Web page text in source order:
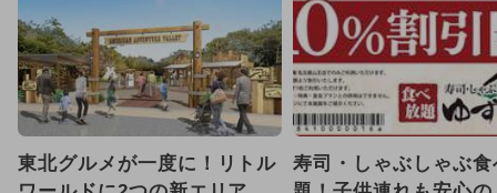
キャラクター 2024年10月のイベント
2025年9月のイベント
2025年3月のイベント
2025年4月のイベント
東北グルメが一度に！リトル
寿司・しゃぶしゃぶ食